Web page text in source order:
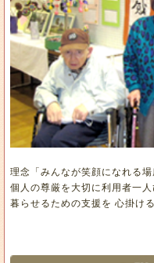
理念「みんなが笑顔になれる
個人の尊厳を大切に利用者一
暮らせるための支援を 心掛け